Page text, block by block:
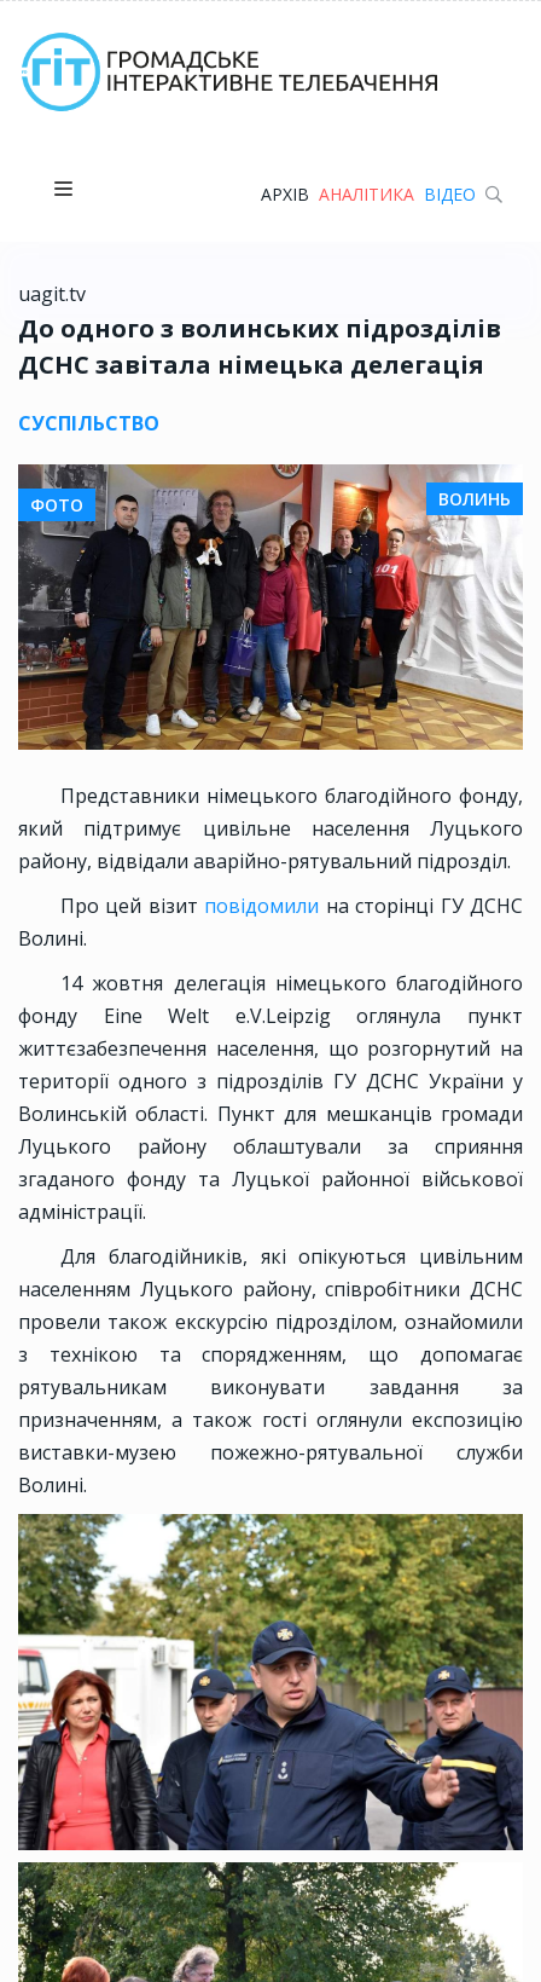
АРХІВ АНАЛІТИКА ВІДЕО
uagit.tv
До одного з волинських підрозділів
ДСНС завітала німецька делегація
СУСПІЛЬСТВО
ФОТО ВОЛИНЬ
Представники німецького благодійного фонду,
який підтримує цивільне населення Луцького
району, відвідали аварійно-рятувальний підрозділ.
Про цей візит повідомили на сторінці ГУ ДСНС
Волині.
14 жовтня делегація німецького благодійного
фонду Eine Welt e.V.Leipzig оглянула пункт
життєзабезпечення населення, що розгорнутий на
території одного з підрозділів ГУ ДСНС України у
Волинській області. Пункт для мешканців громади
Луцького району облаштували за сприяння
згаданого фонду та Луцької районної військової
адміністрації.
Для благодійників, які опікуються цивільним
населенням Луцького району, співробітники ДСНС
провели також екскурсію підрозділом, ознайомили
з технікою та спорядженням, що допомагає
рятувальникам виконувати завдання за
призначенням, а також гості оглянули експозицію
виставки-музею пожежно-рятувальної служби
Волині.